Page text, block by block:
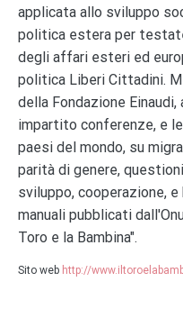
applicata allo sviluppo
politica estera per
degli affari esteri ed
politica Liberi Cittadini.
della Fondazione
impartito conferenze, e
paesi del mondo, su
parità di genere,
sviluppo, cooperazione,
manuali pubblicati
Toro e la Bambina".
Sito web http://